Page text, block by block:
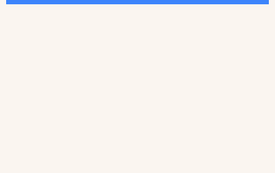
elle sera simplement annulée.